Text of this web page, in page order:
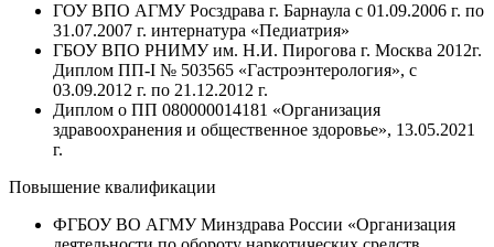
ГОУ ВПО АГМУ Росздрава г. Барнаула с 01.09.2006 г. по
31.07.2007 г. интернатура «Педиатрия»
ГБОУ ВПО РНИМУ им. Н.И. Пирогова г. Москва 2012г.
Диплом ПП-I № 503565 «Гастроэнтерология», с
03.09.2012 г. по 21.12.2012 г.
Диплом о ПП 080000014181 «Организация
здравоохранения и общественное здоровье», 13.05.2021
г.
Повышение квалификации
ФГБОУ ВО АГМУ Минздрава России «Организация